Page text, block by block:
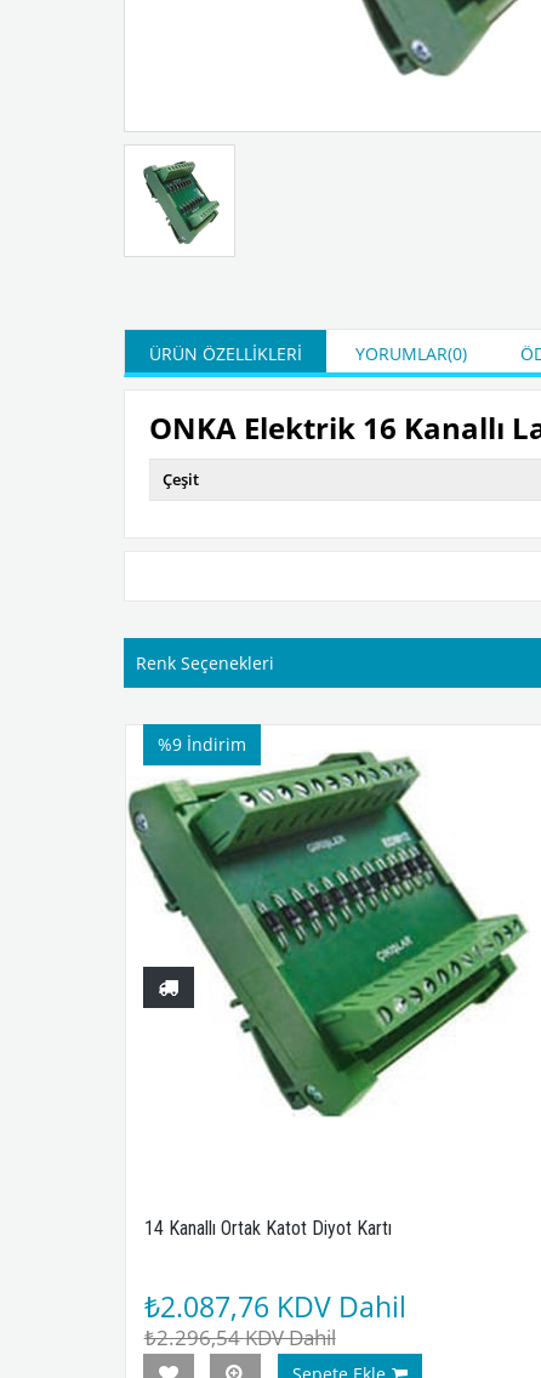
ÜRÜN ÖZELLIKLERI YORUMLAR(0)
ONKA Elektrik 16 Kanallı
Çeşit
Renk Seçenekleri
14 Kanallı Ortak Katot Diyot Kartı
₺2.087,76 KDV Dahil
₺2.296,54KDV Dahil
%9 İndirim